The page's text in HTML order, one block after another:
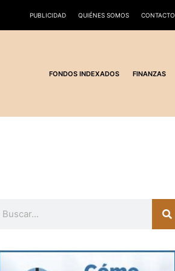
PUBLICIDAD QUIÉNES SOMOS CONTACTO
FONDOS INDEXADOS FINANZAS